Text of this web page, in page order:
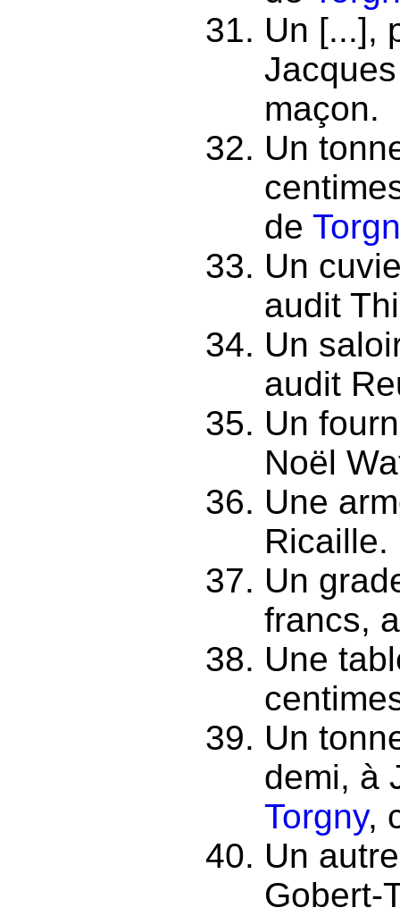
Un [...],
maçon.
Un
de
Un
audit
Un
audit
Un
Noël
Une
Ricaille.
Un
francs,
Une
Un
demi, à
Torgny,
Un
Gobert-